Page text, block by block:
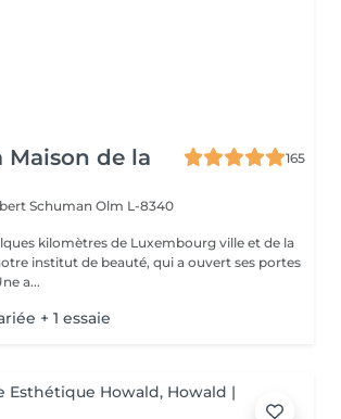
Maison de la
165
Schuman Olm L-8340
kilomètres de Luxembourg ville et de la
institut de beauté, qui a ouvert ses portes
à Olm. Une a...
+ 1 essaie